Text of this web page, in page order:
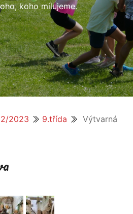
koho milujeme.
2023 9.třída
Výtvarná